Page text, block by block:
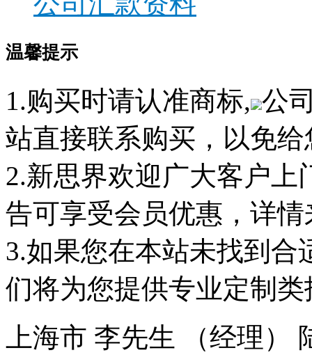
温馨提示
1.购买时请认准商标, 公
站直接联系购买，以免
2.新思界欢迎广大客户
告可享受会员优惠，详
3.如果您在本站未找到
们将为您提供专业定制类
上海市 李先生 （经理）